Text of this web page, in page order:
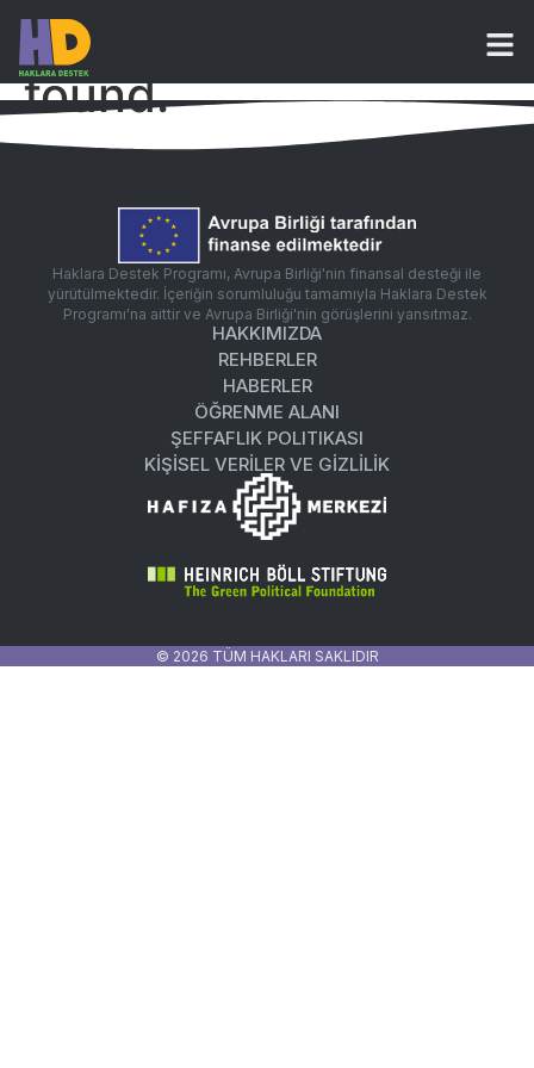
The page can’t be
found.
It looks like nothing was found at this location.
Haklara Destek Programı, Avrupa Birliği'nin finansal desteği ile
yürütülmektedir. İçeriğin sorumluluğu tamamıyla Haklara Destek
Programı'na aittir ve Avrupa Birliği'nin görüşlerini yansıtmaz.
HAKKIMIZDA
REHBERLER
HABERLER
ÖĞRENME ALANI
ŞEFFAFLIK POLITIKASI
KİŞİSEL VERİLER VE GİZLİLİK
© 2026 TÜM HAKLARI SAKLIDIR